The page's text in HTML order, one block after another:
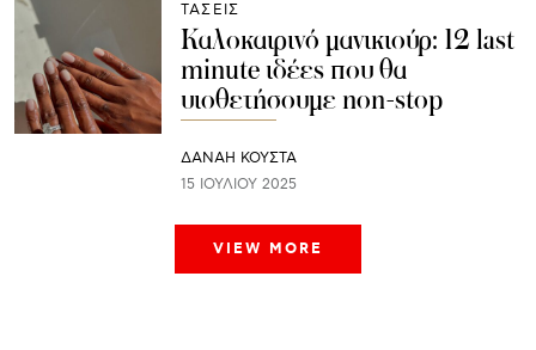
ΤΑΣΕΙΣ
Καλοκαιρινό μανικιούρ: 12 last
minute ιδέες που θα
υιοθετήσουμε non-stop
ΔΑΝΑΗ ΚΟΥΣΤΑ
15 ΙΟΥΛΊΟΥ 2025
VIEW MORE